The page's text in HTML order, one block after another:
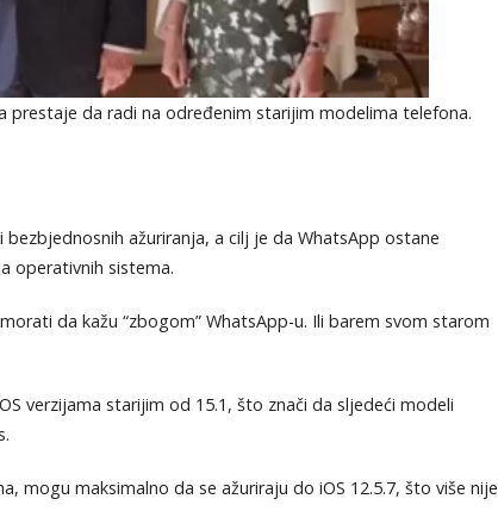
prestaje da radi na određenim starijim modelima telefona.
ažuriranja, a cilj je da WhatsApp ostane
operativnih sistema.
da kažu “zbogom” WhatsApp-u. Ili barem svom starom
verzijama starijim od 15.1, što znači da sljedeći modeli
mogu maksimalno da se ažuriraju do iOS 12.5.7, što više nije